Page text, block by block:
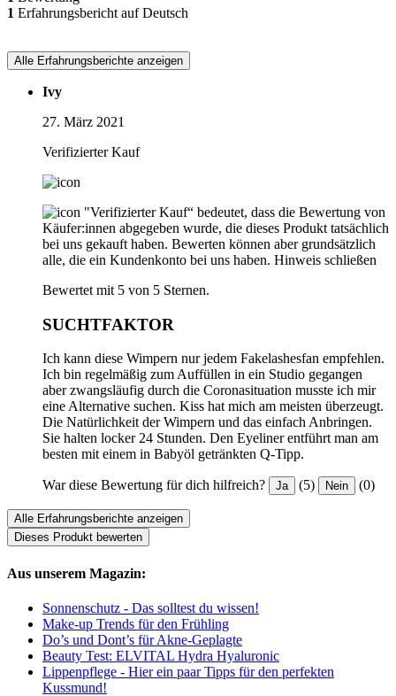
1 Erfahrungsbericht auf Deutsch
Alle Erfahrungsberichte anzeigen
Ivy
27. März 2021
Verifizierter Kauf
"Verifizierter Kauf“ bedeutet, dass die Bewertung von
Käufer:innen abgegeben wurde, die dieses Produkt tatsächlich
bei uns gekauft haben. Bewerten können aber grundsätzlich
alle, die ein Kundenkonto bei uns haben. Hinweis schließen
Bewertet mit 5 von 5 Sternen.
SUCHTFAKTOR
Ich kann diese Wimpern nur jedem Fakelashesfan empfehlen.
Ich bin regelmäßig zum Auffüllen in ein Studio gegangen
aber zwangsläufig durch die Coronasituation musste ich mir
eine Alternative suchen. Kiss hat mich am meisten überzeugt.
Die Natürlichkeit der Wimpern und das einfach Anbringen.
Sie halten locker 24 Stunden. Den Eyeliner entführt man am
besten mit einem in Babyöl getränkten Q-Tipp.
War diese Bewertung für dich hilfreich? Ja (5) Nein (0)
Alle Erfahrungsberichte anzeigen
Dieses Produkt bewerten
Aus unserem Magazin:
Sonnenschutz - Das solltest du wissen!
Make-up Trends für den Frühling
Do’s und Dont’s für Akne-Geplagte
Beauty Test: ELVITAL Hydra Hyaluronic
Lippenpflege - Hier ein paar Tipps für den perfekten
Kussmund!